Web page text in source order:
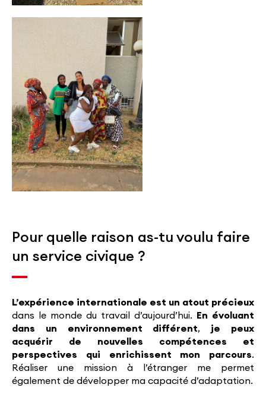
Pour quelle raison as-tu voulu faire
un service civique ?
L’expérience internationale est un atout précieux
dans le monde du travail d’aujourd’hui. En évoluant
dans un environnement différent, je peux
acquérir de nouvelles compétences et
perspectives qui enrichissent mon parcours.
Réaliser une mission à l’étranger me permet
également de développer ma capacité d’adaptation.